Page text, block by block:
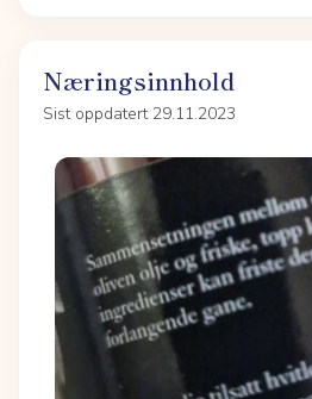
Næringsinnhold
Sist oppdatert 29.11.2023